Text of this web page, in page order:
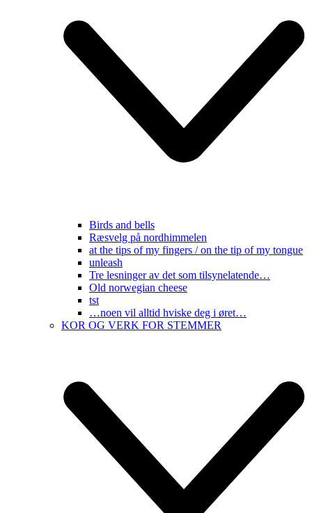
Birds and bells
Ræsvelg på nordhimmelen
at the tips of my fingers / on the tip of my tongue
unleash
Tre lesninger av det som tilsynelatende…
Old norwegian cheese
tst
…noen vil alltid hviske deg i øret…
KOR OG VERK FOR STEMMER